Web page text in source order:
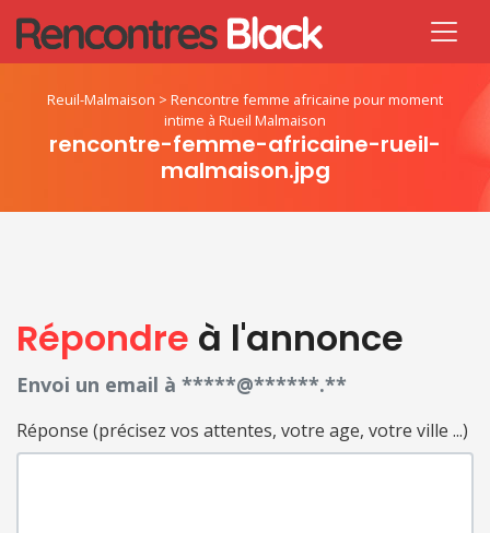
Reuil-Malmaison > Rencontre femme africaine pour moment
intime à Rueil Malmaison
rencontre-femme-africaine-rueil-
malmaison.jpg
Répondre à l'annonce
Envoi un email à *****@******.**
Réponse (précisez vos attentes, votre age, votre ville ...)